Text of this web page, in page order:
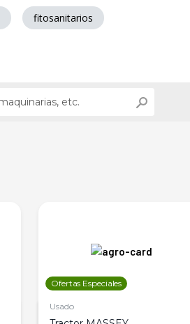
fitosanitarios
Ofertas Especiales
Usado